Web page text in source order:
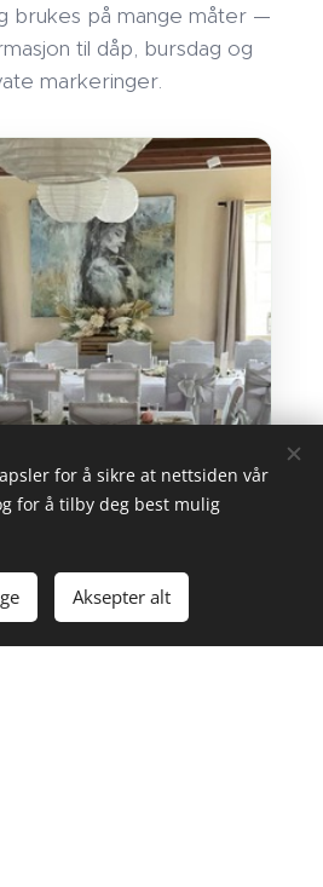
brukes på mange måter —
til dåp, bursdag og
markeringer.
for å sikre at nettsiden vår
for å tilby deg best mulig
Aksepter alt